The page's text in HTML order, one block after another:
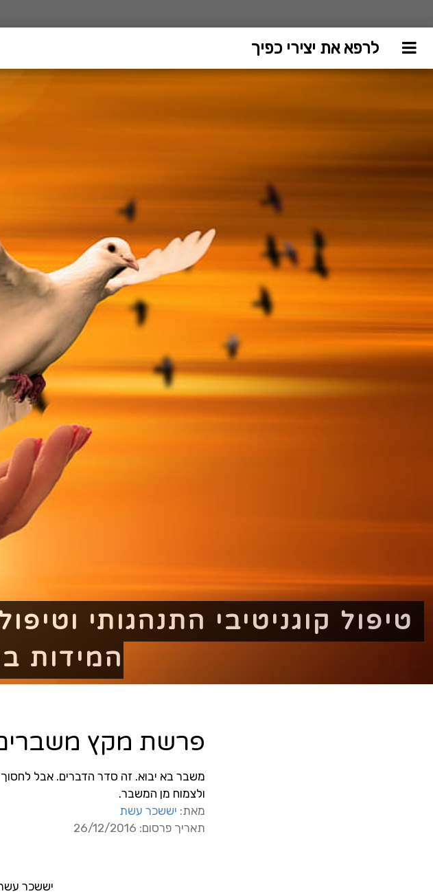
לרפא את יצירי כפיך
טיפול קוגניטיבי התנהגותי
המידות
פרשת מקץ
משבר בא יבוא. זה סדר הדברים. אבל
ולצמוח מן המשבר.
מאת: יששכר עשת
תאריך פרסום: 26/12/2016
יששכר